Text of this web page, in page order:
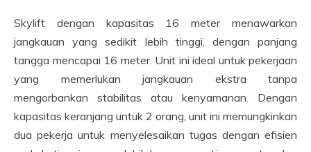
Skylift dengan kapasitas 16 meter menawarkan
jangkauan yang sedikit lebih tinggi, dengan panjang
tangga mencapai 16 meter. Unit ini ideal untuk pekerjaan
yang memerlukan jangkauan ekstra tanpa
mengorbankan stabilitas atau kenyamanan. Dengan
kapasitas keranjang untuk 2 orang, unit ini memungkinkan
dua pekerja untuk menyelesaikan tugas dengan efisien